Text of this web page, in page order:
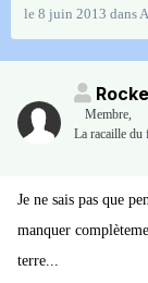
le 8 juin 2013 dans
Membre,
La racaille du
Je ne sais pas que
manquer
terre...